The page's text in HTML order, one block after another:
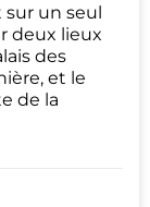
un seul
deux lieux
des
et le
de la